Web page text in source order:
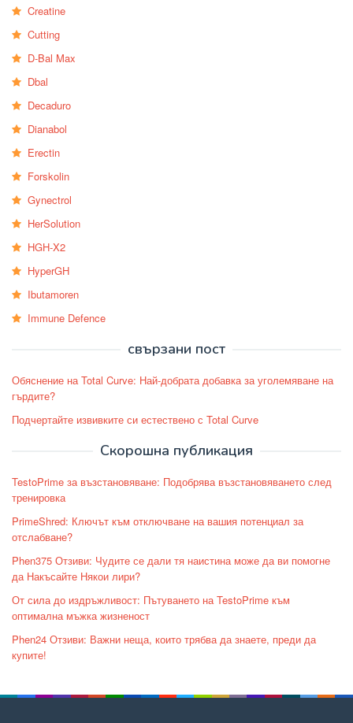
Creatine
Cutting
D-Bal Max
Dbal
Decaduro
Dianabol
Erectin
Forskolin
Gynectrol
HerSolution
HGH-X2
HyperGH
Ibutamoren
Immune Defence
свързани пост
Обяснение на Total Curve: Най-добрата добавка за уголемяване на
гърдите?
Подчертайте извивките си естествено с Total Curve
Скорошна публикация
TestoPrime за възстановяване: Подобрява възстановяването след
тренировка
PrimeShred: Ключът към отключване на вашия потенциал за
отслабване?
Phen375 Отзиви: Чудите се дали тя наистина може да ви помогне
да Накъсайте Някои лири?
От сила до издръжливост: Пътуването на TestoPrime към
оптимална мъжка жизненост
Phen24 Отзиви: Важни неща, които трябва да знаете, преди да
купите!